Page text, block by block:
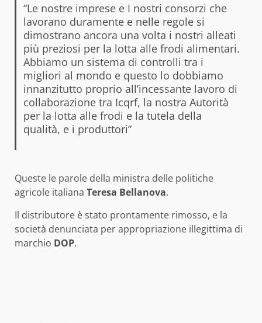
“Le nostre imprese e I nostri consorzi che
lavorano duramente e nelle regole si
dimostrano ancora una volta i nostri alleati
più preziosi per la lotta alle frodi alimentari.
Abbiamo un sistema di controlli tra i
migliori al mondo e questo lo dobbiamo
innanzitutto proprio all’incessante lavoro di
collaborazione tra Icqrf, la nostra Autorità
per la lotta alle frodi e la tutela della
qualità, e i produttori”
Queste le parole della ministra delle politiche
agricole italiana Teresa Bellanova.
Il distributore è stato prontamente rimosso, e la
società denunciata per appropriazione illegittima di
marchio DOP.